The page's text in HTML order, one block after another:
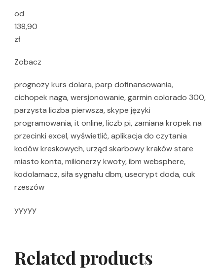
od
138,90
zł
Zobacz
prognozy kurs dolara, parp dofinansowania,
cichopek naga, wersjonowanie, garmin colorado 300,
parzysta liczba pierwsza, skype języki
programowania, it online, liczb pi, zamiana kropek na
przecinki excel, wyświetlić, aplikacja do czytania
kodów kreskowych, urząd skarbowy kraków stare
miasto konta, milionerzy kwoty, ibm websphere,
kodolamacz, siła sygnału dbm, usecrypt doda, cuk
rzeszów
yyyyy
Related products